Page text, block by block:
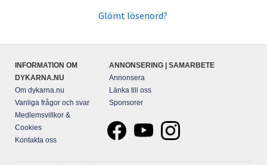
Glömt lösenord?
INFORMATION OM
DYKARNA.NU
Om dykarna.nu
Vanliga frågor och svar
Medlemsvillkor &
Cookies
Kontakta oss
ANNONSERING | SAMARBETE
Annonsera
Länka till oss
Sponsorer